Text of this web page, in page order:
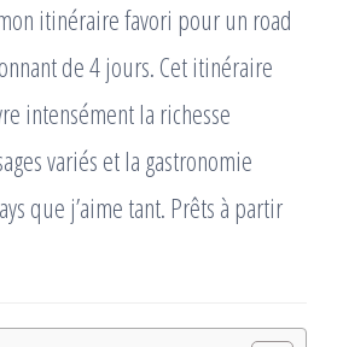
itinéraire favori pour un road
de 4 jours. Cet itinéraire
intensément la richesse
variés et la gastronomie
que j’aime tant. Prêts à partir